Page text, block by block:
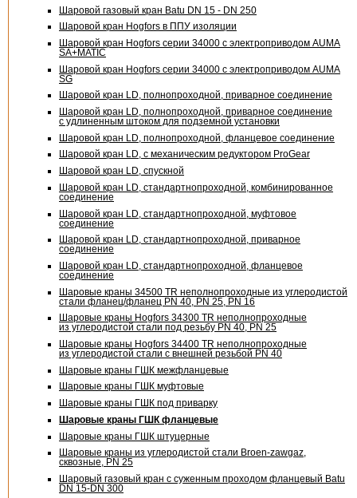
Шаровой газовый кран Batu DN 15 - DN 250
Шаровой кран Hogfors в ППУ изоляции
Шаровой кран Hogfors серии 34000 с электроприводом AUMA
SA+MATIC
Шаровой кран Hogfors серии 34000 с электроприводом AUMA
SG
Шаровой кран LD, полнопроходной, приварное соединение
Шаровой кран LD, полнопроходной, приварное соединение
с удлиненным штоком для подземной установки
Шаровой кран LD, полнопроходной, фланцевое соединение
Шаровой кран LD, с механическим редуктором ProGear
Шаровой кран LD, спускной
Шаровой кран LD, стандартнопроходной, комбинированное
соединение
Шаровой кран LD, стандартнопроходной, муфтовое
соединение
Шаровой кран LD, стандартнопроходной, приварное
соединение
Шаровой кран LD, стандартнопроходной, фланцевое
соединение
Шаровые краны 34500 TR неполнопроходные из углеродистой
стали фланец/фланец PN 40, PN 25, PN 16
Шаровые краны Hogfors 34300 TR неполнопроходные
из углеродистой стали под резьбу PN 40, PN 25
Шаровые краны Hogfors 34400 TR неполнопроходные
из углеродистой стали с внешней резьбой PN 40
Шаровые краны ГШК межфланцевые
Шаровые краны ГШК муфтовые
Шаровые краны ГШК под приварку
Шаровые краны ГШК фланцевые
Шаровые краны ГШК штуцерные
Шаровые краны из углеродистой стали Broen-zawgaz,
сквозные, PN 25
Шаровый газовый кран с суженным проходом фланцевый Batu
DN 15-DN 300